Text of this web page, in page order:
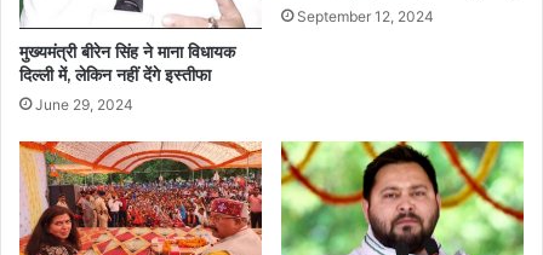
मुख्‍यमंत्री बीरेन सिंह ने माना विधायक
दिल्ली में, लेकिन नहीं देंगे इस्तीफा
June 29, 2024
September 12, 2024